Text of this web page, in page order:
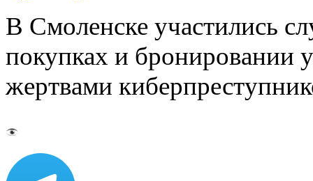
В Смоленске участились
покупках и бронировании
жертвами